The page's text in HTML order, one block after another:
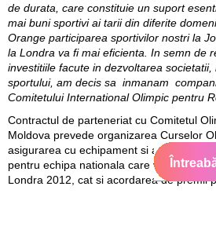
de durata, care constituie un suport
mai buni sportivi ai tarii din diferite
Orange participarea sportivilor nostri la
la Londra va fi mai eficienta. In semn de
investitiile facute in dezvoltarea
sportului, am decis sa inmanam
Comitetului International Olimpic pentru
Contractul de parteneriat cu Comitetul
Moldova prevede organizarea Curselor
asigurarea cu echipament si acoperirea
pentru echipa nationala care va participa
Londra 2012, cat si acordarea de premii